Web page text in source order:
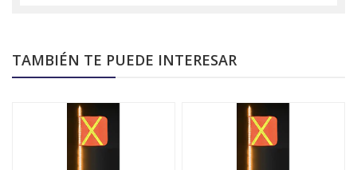
TAMBIÉN TE PUEDE INTERESAR